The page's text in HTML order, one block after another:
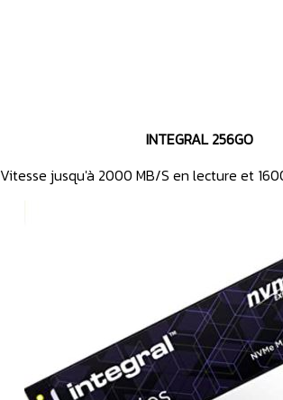
INTEGRAL 256GO
Vitesse jusqu'à 2000 MB/S en lecture et